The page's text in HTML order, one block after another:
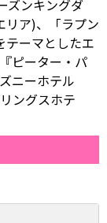
ズンキングダ
リア)、「ラプン
テーマとしたエ
ピーター・パ
ニーホテル
ングスホテ